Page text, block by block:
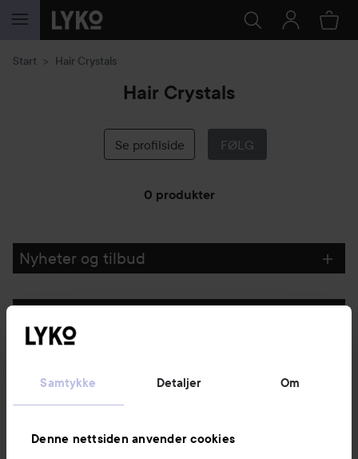
Samtykke Detaljer Om
Denne nettsiden anvender cookies
GÅ TIL INNHOLD
Start Hair Crystals
Hair Crystals
Se profilside FØLG
0 produkter
GÅ TIL FILTRE
Nyheter og tilbud